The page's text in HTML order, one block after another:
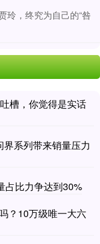
玲，终究为自己的“咎
槽，你觉得是实话
系列带来销量压力
占比力争达到30%
？10万级唯一大六